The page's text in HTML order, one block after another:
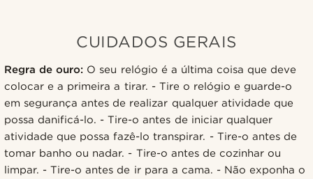
CUIDADOS GERAIS
Regra de ouro: O seu relógio é a última coisa que deve
colocar e a primeira a tirar. - Tire o relógio e guarde-o
em segurança antes de realizar qualquer atividade que
possa danificá-lo. - Tire-o antes de iniciar qualquer
atividade que possa fazê-lo transpirar. - Tire-o antes de
tomar banho ou nadar. - Tire-o antes de cozinhar ou
limpar. - Tire-o antes de ir para a cama. - Não exponha o